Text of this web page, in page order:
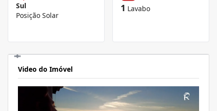
Sul
Posição Solar
1 Lavabo
Video do Imóvel